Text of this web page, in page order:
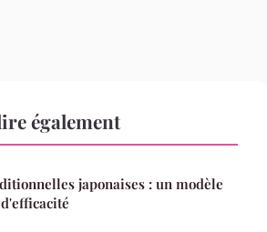
également
japonaises : un modèle